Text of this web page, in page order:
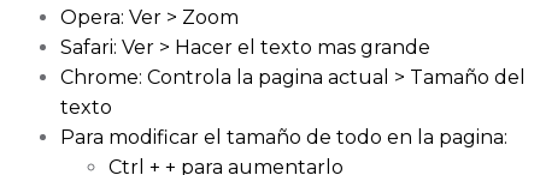
Opera: Ver > Zoom
Safari: Ver > Hacer el texto mas grande
Chrome: Controla la pagina actual > Tamaño del
texto
Para modificar el tamaño de todo en la pagina:
Ctrl + + para aumentarlo